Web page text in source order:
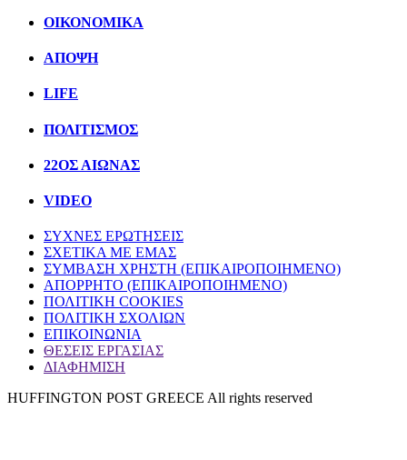
ΟΙΚΟΝΟΜΙΚΑ
ΑΠΟΨΗ
LIFE
ΠΟΛΙΤIΣΜΟΣ
22ΟΣ ΑΙΩΝΑΣ
VIDEO
ΣΥΧΝΕΣ ΕΡΩΤΗΣΕΙΣ
ΣΧΕΤΙΚΑ ΜΕ ΕΜΑΣ
ΣΥΜΒΑΣΗ ΧΡΗΣΤΗ (ΕΠΙΚΑΙΡΟΠΟΙΗΜΕΝΟ)
ΑΠΟΡΡΗΤΟ (ΕΠΙΚΑΙΡΟΠΟΙΗΜΕΝΟ)
ΠΟΛΙΤΙΚΗ COOKIES
ΠΟΛΙΤΙΚΗ ΣΧΟΛΙΩΝ
ΕΠΙΚΟΙΝΩΝΙΑ
ΘΕΣΕΙΣ ΕΡΓΑΣΙΑΣ
ΔΙΑΦΗΜΙΣΗ
HUFFINGTON POST GREECE All rights reserved